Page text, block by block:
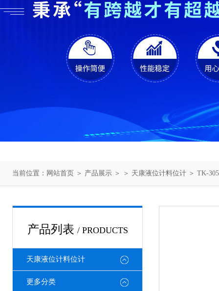
当前位置： 网站首页 ＞ 产品展示 ＞ ＞ 天康液位计料位计 ＞ TK-
产品列表 / PRODUCTS
天康液位计料位计
更多分类